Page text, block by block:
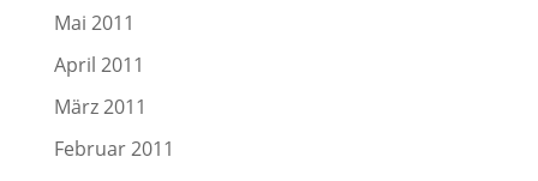
Mai 2011
April 2011
März 2011
Februar 2011